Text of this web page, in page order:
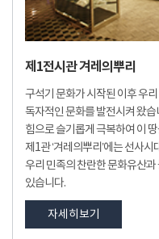
제1전시관 겨레의뿌리
구석기 문화가 시작된 이후 우
독자적인 문화를 발전시켜 왔
힘으로 슬기롭게 극복하여 이
제1관 ‘겨레의뿌리’에는 선사
우리 민족의 찬란한 문화유산
있습니다.
자세히보기